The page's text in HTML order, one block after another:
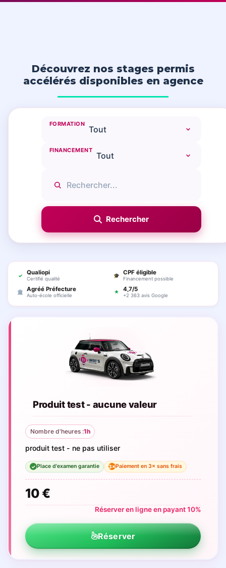
Découvrez nos stages permis
accélérés disponibles en agence
FORMATION
FINANCEMENT
✓ Qualiopi
Certifié qualité
🎓 CPF éligible
Financement possible
🏛 Agréé Préfecture
Auto-école officielle
★ 4,7/5
+2 363 avis Google
Produit test - aucune valeur
Nombre d'heures :1h
produit test - ne pas utiliser
✓ Place d'examen garantie 3×Paiement en 3× sans frais
10 €
Réserver en ligne en payant 10%
Réserver